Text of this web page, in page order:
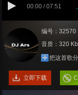
00:00 / 07:51
编号：32570
音质：320
把这首歌
立即下载